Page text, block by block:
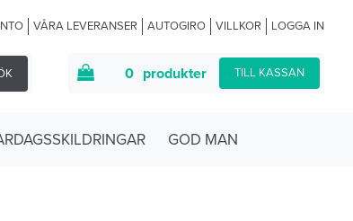
VÅRA LEVERANSER AUTOGIRO VILLKOR LOGGA IN
0 produkter TILL KASSAN
GOD MAN